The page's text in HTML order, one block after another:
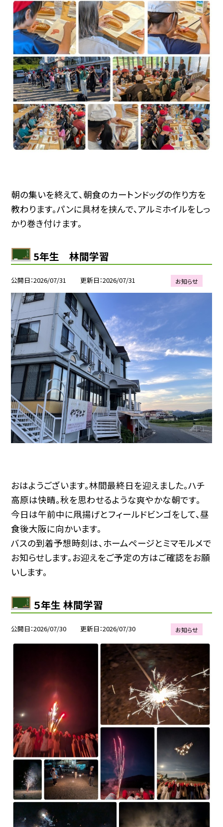
朝の集いを終えて、朝食のカートンドッグの作り方を
教わります。パンに具材を挟んで、アルミホイルをしっ
かり巻き付けます。
5年生 林間学習
公開日 2026/07/31 更新日 2026/07/31 お知らせ
おはようございます。林間最終日を迎えました。ハチ
高原は快晴。秋を思わせるような爽やかな朝です。
今日は午前中に凧揚げとフィールドビンゴをして、昼
食後大阪に向かいます。
バスの到着予想時刻は、ホームページとミマモルメで
お知らせします。お迎えをご予定の方はご確認をお願
いします。
５年生 林間学習
公開日 2026/07/30 更新日 2026/07/30 お知らせ